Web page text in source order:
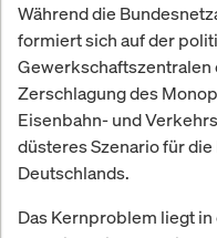
Während die
formiert sich auf der
Zerschlagung des
Eisenbahn- und
düsteres Szenario für
Deutschlands.
Das Kernproblem liegt